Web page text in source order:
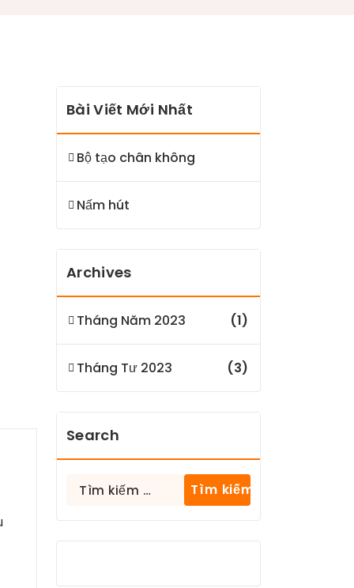
Bài Viết Mới Nhất
Bộ tạo chân không
Nấm hút
Archives
Tháng Năm 2023 (1)
Tháng Tư 2023 (3)
Search
Tìm